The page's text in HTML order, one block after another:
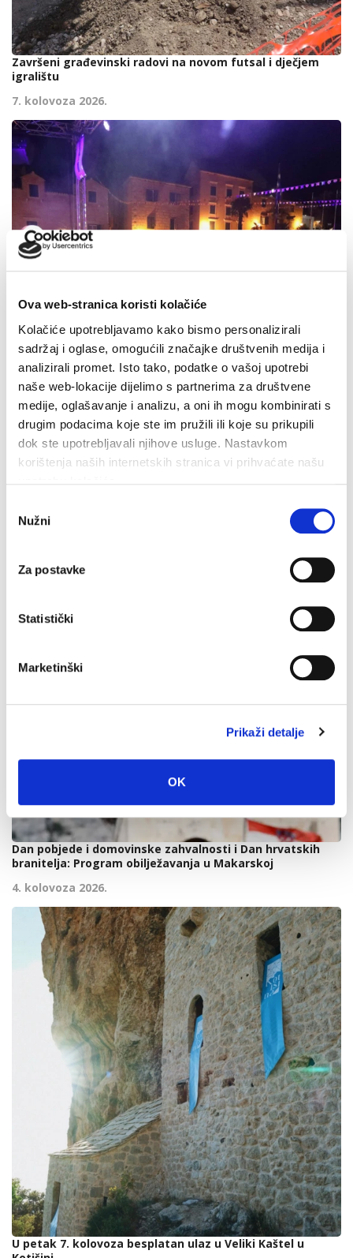
Ova web-stranica koristi kolačiće
Kolačiće upotrebljavamo kako bismo personalizirali
sadržaj i oglase, omogućili značajke društvenih medija i
analizirali promet. Isto tako, podatke o vašoj upotrebi
naše web-lokacije dijelimo s partnerima za društvene
medije, oglašavanje i analizu, a oni ih mogu kombinirati s
drugim podacima koje ste im pružili ili koje su prikupili
dok ste upotrebljavali njihove usluge. Nastavkom
korištenja naših internetskih stranica vi prihvaćate našu
pristanka
Nužni
Za postavke
Statistički
Marketinški
Prikaži detalje
OK
Završeni građevinski radovi na novom futsal i dječjem
igralištu
7. kolovoza 2026.
Makarska proslavila Dan pobjede uz Marka Škugora
Dan pobjede i domovinske zahvalnosti i Dan hrvatskih
branitelja: Program obilježavanja u Makarskoj
4. kolovoza 2026.
U petak 7. kolovoza besplatan ulaz u Veliki Kaštel u